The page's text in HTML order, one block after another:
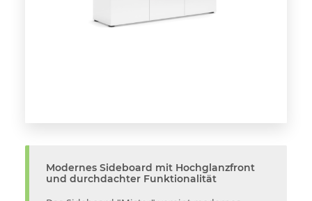
Modernes Sideboard mit Hochglanzfront
und durchdachter Funktionalität